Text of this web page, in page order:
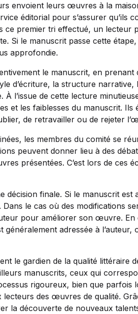
envoient leurs œuvres à la
éditorial pour s’assurer qu’ils
ce premier tri effectué, un lecteur
Si le manuscrit passe cette
approfondie.
le manuscrit, en prenant
d’écriture, la structure narrative,
À l’issue de cette lecture
et les faiblesses du manuscrit. Ils
de retravailler ou de rejeter
les membres du comité se
peuvent donner lieu à des
présentées. C’est lors de ces
décision finale. Si le manuscrit est
le cas où des modifications
pour améliorer son œuvre. En
généralement adressée à
le gardien de la qualité littéraire
manuscrits, ceux qui
rigoureux, bien que parfois
des œuvres de qualité.
la découverte de nouveaux